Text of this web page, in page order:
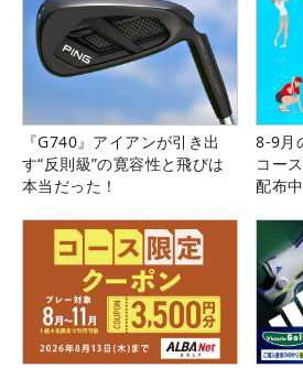
『G740』アイアンが引き出
す“反則級”の寛容性と飛びは
本当だった！
8-9月
コー
配布中